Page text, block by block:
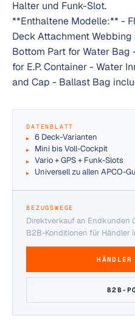
Halter und Funk-Slot.
**Enthaltene Modelle:** -
Deck Attachment
Bottom Part for Water
for E.P. Container - Water
and Cap - Ballast Bag
DATENBLATT
6 Deck-Varianten
Mini bis Voll-Cockpit
Vario + GPS + Funk-Slots
Universell zu allen APCO-
BEZUGSWEGE
Direktverkauf an Endkunden
B2B-Konditionen für Händler
B2B-